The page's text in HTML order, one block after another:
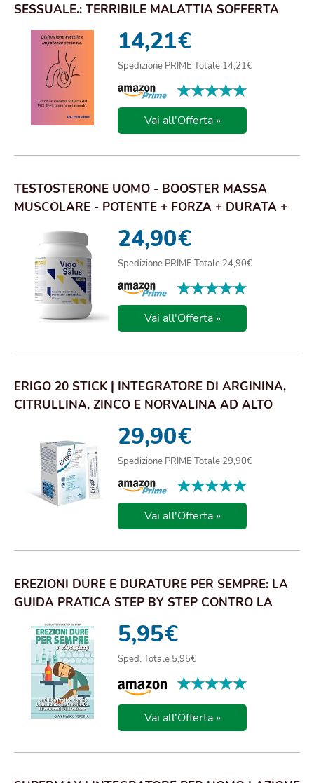
SESSUALE.: TERRIBILE MALATTIA SOFFERTA
DAL 90% DEGLI U...14,21€
Spedizione PRIME Totale 14,21€
★★★★★
★★★★★
Vai all'Offerta »
TESTOSTERONE UOMO - BOOSTER MASSA
MUSCOLARE - POTENTE + FORZA + DURATA +
24,90€
Spedizione PRIME Totale 24,90€
★★★★★
★★★★★
Vai all'Offerta »
ERIGO 20 STICK | INTEGRATORE DI ARGININA,
CITRULLINA, ZINCO E NORVALINA AD ALTO
29,90€
Spedizione PRIME Totale 29,90€
★★★★★
★★★★★
Vai all'Offerta »
EREZIONI DURE E DURATURE PER SEMPRE: LA
GUIDA PRATICA STEP BY STEP CONTRO LA
DISFUNZION...
5,95€
Sped. Totale 5,95€
★★★★★
★★★★★
Vai all'Offerta »